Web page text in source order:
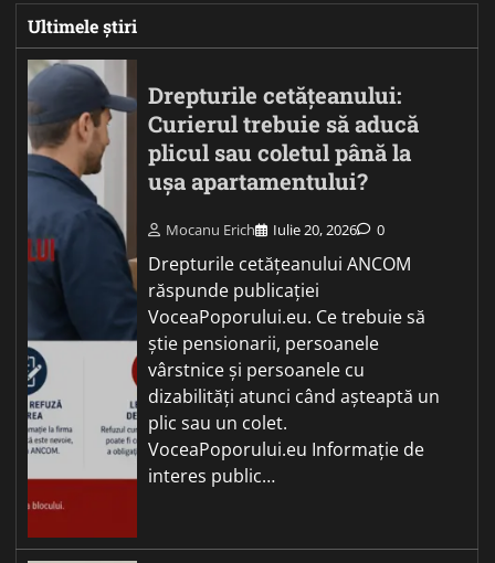
Ultimele știri
Drepturile cetățeanului:
Curierul trebuie să aducă
plicul sau coletul până la
ușa apartamentului?
Mocanu Erich Iulie 20, 2026 0
Drepturile cetățeanului ANCOM
răspunde publicației
VoceaPoporului.eu. Ce trebuie să
știe pensionarii, persoanele
vârstnice și persoanele cu
dizabilități atunci când așteaptă un
plic sau un colet.
VoceaPoporului.eu Informație de
interes public…